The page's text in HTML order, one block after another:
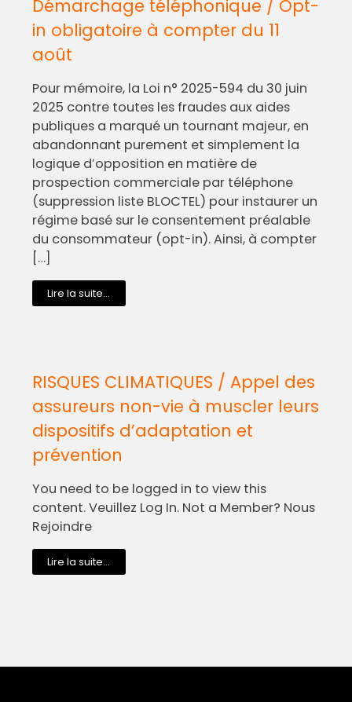
Démarchage téléphonique / Opt-
in obligatoire à compter du 11
août
Pour mémoire, la Loi n° 2025-594 du 30 juin
2025 contre toutes les fraudes aux aides
publiques a marqué un tournant majeur, en
abandonnant purement et simplement la
logique d’opposition en matière de
prospection commerciale par téléphone
(suppression liste BLOCTEL) pour instaurer un
régime basé sur le consentement préalable
du consommateur (opt-in). Ainsi, à compter
[…]
Lire la suite...
RISQUES CLIMATIQUES / Appel des
assureurs non-vie à muscler leurs
dispositifs d’adaptation et
prévention
You need to be logged in to view this
content. Veuillez Log In. Not a Member? Nous
Rejoindre
Lire la suite...